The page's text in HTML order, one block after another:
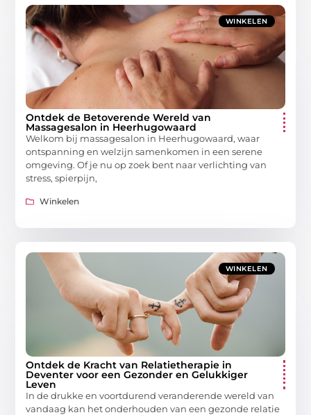
WINKELEN
Ontdek de Betoverende Wereld van
Massagesalon in Heerhugowaard
Welkom bij massagesalon in Heerhugowaard, waar
ontspanning en welzijn samenkomen in een serene
omgeving. Of je nu op zoek bent naar verlichting van
stress, spierpijn,
Winkelen
WINKELEN
Ontdek de Kracht van Relatietherapie in
Deventer voor een Gezonder en Gelukkiger
Leven
In de drukke en voortdurend veranderende wereld van
vandaag kan het onderhouden van een gezonde relatie